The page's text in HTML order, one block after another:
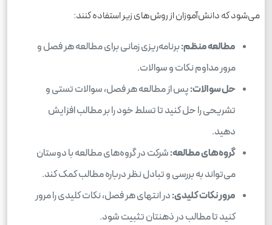
می‌شود که دانش‌آموزان از روش‌های زیر استفاده کنند:
مطالعه منظم:برنامه‌ریزی زمانی برای مطالعه هر فصل و
مرور مداوم نکات و سوالات.
حل سوالات:پس از مطالعه هر فصل، سوالات تستی و
تشریحی را حل کنید تا تسلط خود را بر مطالب افزایش
دهید.
گروه‌های مطالعه:شرکت در گروه‌های مطالعه با دوستان
می‌تواند به بررسی و تبادل نظر درباره مطالب کمک کند.
مرور نکات کلیدی:در انتهای هر فصل، نکات کلیدی را مرور
کنید تا مطالب در ذهنتان تثبیت شود.